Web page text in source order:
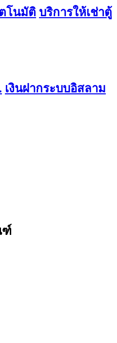
โนมัติ บริการให้เช่าตู้
เงินฝากระบบอิสลาม
ฑ์